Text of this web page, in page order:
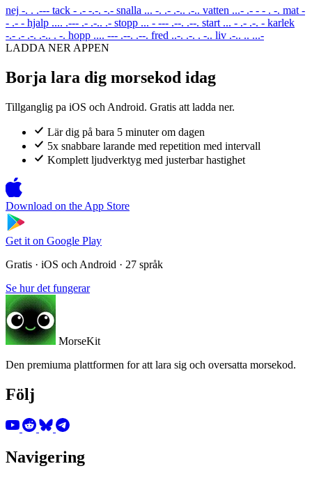
nej -. . .--- tack - .- -.-. -.- snalla ... -. .- .-.. .-.. vatten ...- .- - - . -. mat -
- .- - hjalp .... .--- .- .-.. .- stopp ... - --- .--. .--. start ... - .- .-. - karlek
-.- .- .-. .-.. . -. hopp .... --- .--. .--. fred ..-. .-. . -.. liv .-.. .. ...-
LADDA NER APPEN
Borja lara dig morsekod idag
Tillganglig pa iOS och Android. Gratis att ladda ner.
Lär dig på bara 5 minuter om dagen
5x snabbare larande med repetition med intervall
Komplett ljudverktyg med justerbar hastighet
Download on the App Store
Get it on Google Play
Gratis · iOS och Android · 27 språk
Se hur det fungerar
MorseKit
Den premiuma plattformen for att lara sig och oversatta morsekod.
Följ
Navigering